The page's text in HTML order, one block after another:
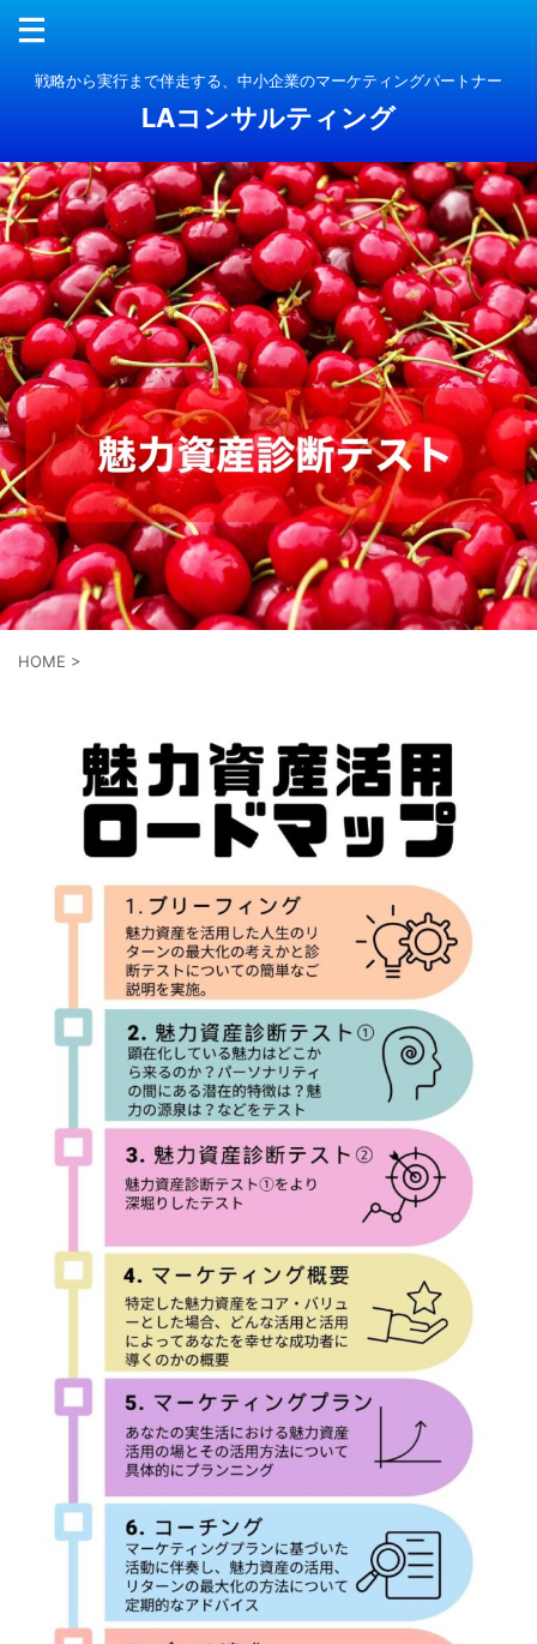
戦略から実行まで伴走する、中小企業のマーケティングパートナー
LAコンサルティング
HOME >